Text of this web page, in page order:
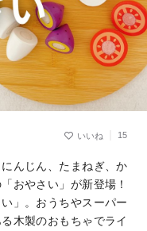
15
んじん、たまねぎ、か
おやさい」が新登場！
」。おうちやスーパー
木製のおもちゃでライ